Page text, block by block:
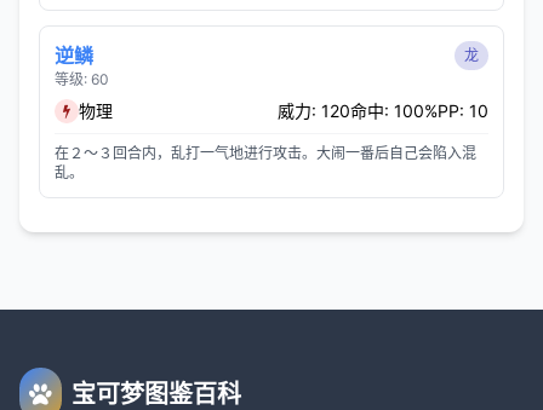
逆鳞
等级: 60
龙
物理 威力: 120命中: 100%PP: 10
在２～３回合内，乱打一气地进行攻击。大闹一番后自己会陷入混
乱。
宝可梦图鉴百科